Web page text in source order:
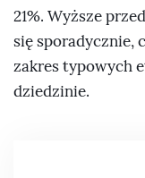
21%. Wyższe
się sporadycznie,
zakres typowych
dziedzinie.